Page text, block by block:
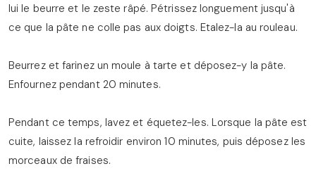
lui le beurre et le zeste râpé. Pétrissez longuement jusqu'à
ce que la pâte ne colle pas aux doigts. Etalez-la au rouleau.
Beurrez et farinez un moule à tarte et déposez-y la pâte.
Enfournez pendant 20 minutes.
Pendant ce temps, lavez et équetez-les. Lorsque la pâte est
cuite, laissez la refroidir environ 10 minutes, puis déposez les
morceaux de fraises.